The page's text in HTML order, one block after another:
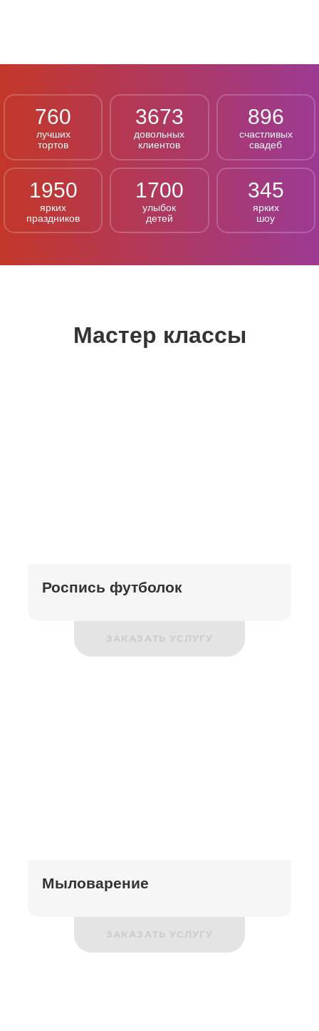
760
лучших
тортов
3673
довольных
клиентов
896
счастливых
свадеб
1950
ярких
праздников
1700
улыбок
детей
345
ярких
шоу
Мастер классы
Роспись футболок
ЗАКАЗАТЬ УСЛУГУ
Мыловарение
ЗАКАЗАТЬ УСЛУГУ